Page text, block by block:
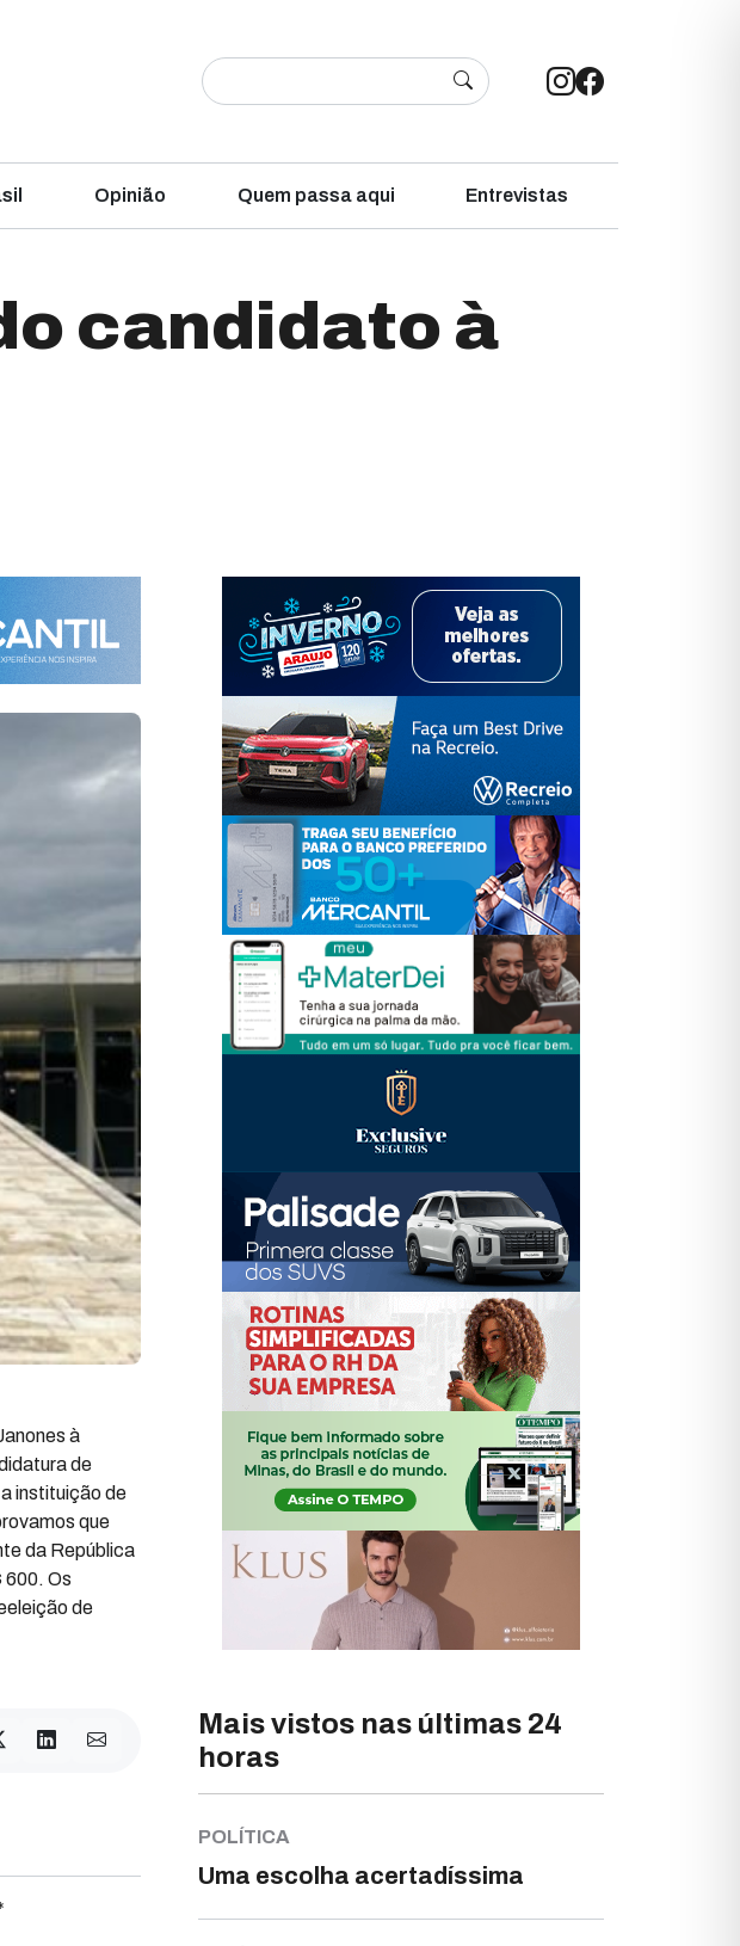
Opinião Quem passa aqui Entrevistas
candidato à
à
de
instituição de
que
da República
600. Os
de
Mais vistos nas últimas 24
horas
POLÍTICA
Uma escolha acertadíssima